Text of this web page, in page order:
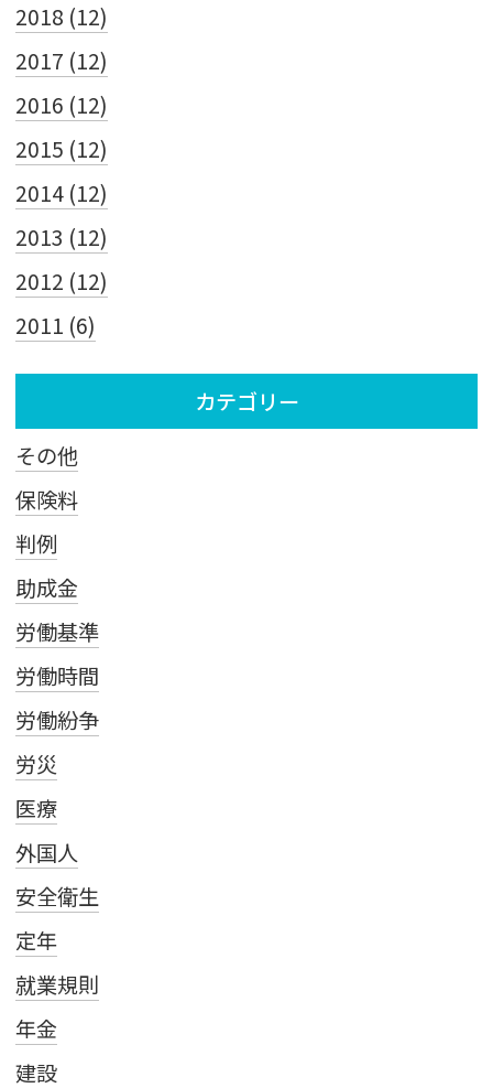
2018 (12)
2017 (12)
2016 (12)
2015 (12)
2014 (12)
2013 (12)
2012 (12)
2011 (6)
カテゴリー
その他
保険料
判例
助成金
労働基準
労働時間
労働紛争
労災
医療
外国人
安全衛生
定年
就業規則
年金
建設